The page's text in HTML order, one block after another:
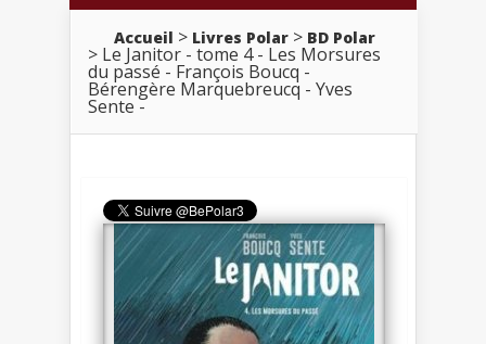
Accueil Livres Polar BD Polar
Le Janitor - tome 4 - Les Morsures
du passé - François Boucq -
Bérengère Marquebreucq - Yves
Sente -